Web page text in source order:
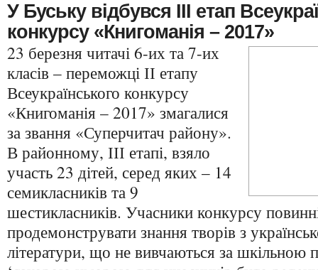
У Буську відбувся ІІІ етап
конкурсу «Книгоманія – 2017»
23 березня читачі 6-их та 7-их
класів – переможці ІІ етапу
Всеукраїнського конкурсу
«Книгоманія – 2017» змагалися
за звання «Суперчитач району».
В районному, ІІІ етапі, взяло
участь 23 дітей, серед яких – 14
семикласників та 9
шестикласників. Учасники конкурсу
продемонструвати знання творів з
літератури, що не вивчаються за